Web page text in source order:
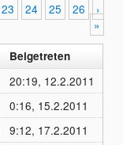
23 24 25 26
›
»
Beigetreten
20:19, 12.2.2011
0:16, 15.2.2011
9:12, 17.2.2011